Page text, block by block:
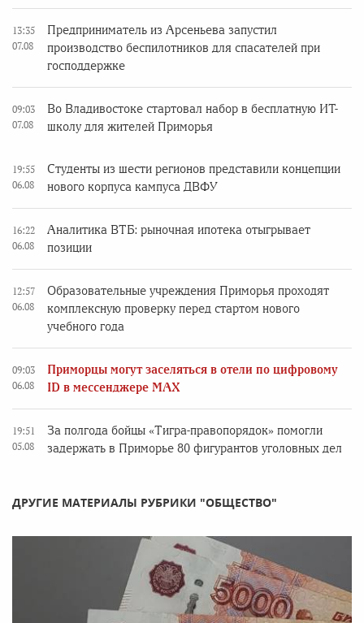
13:35
07.08
Предприниматель из Арсеньева запустил
производство беспилотников для спасателей при
господдержке
09:03
07.08
Во Владивостоке стартовал набор в бесплатную ИТ-
школу для жителей Приморья
19:55
06.08
Студенты из шести регионов представили концепции
нового корпуса кампуса ДВФУ
16:22
06.08
Аналитика ВТБ: рыночная ипотека отыгрывает
позиции
12:57
06.08
Образовательные учреждения Приморья проходят
комплексную проверку перед стартом нового
учебного года
09:03
06.08
Приморцы могут заселяться в отели по цифровому
ID в мессенджере MAX
19:51
05.08
За полгода бойцы «Тигра-правопорядок» помогли
задержать в Приморье 80 фигурантов уголовных дел
ДРУГИЕ МАТЕРИАЛЫ РУБРИКИ "ОБЩЕСТВО"